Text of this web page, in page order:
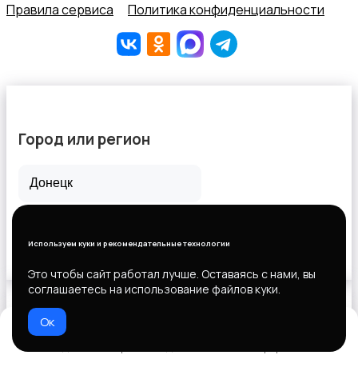
Правила сервиса
Политика конфиденциальности
Используем куки и рекомендательные технологии
Это чтобы сайт работал лучше. Оставаясь с нами, вы
соглашаетесь на использование файлов куки.
Ок
Город или регион
Все города
Выберите способ оплаты